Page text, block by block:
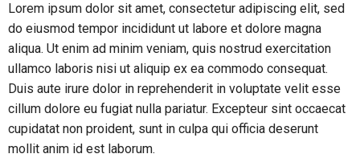
Lorem ipsum dolor sit amet, consectetur adipiscing elit, sed
do eiusmod tempor incididunt ut labore et dolore magna
aliqua. Ut enim ad minim veniam, quis nostrud exercitation
ullamco laboris nisi ut aliquip ex ea commodo consequat.
Duis aute irure dolor in reprehenderit in voluptate velit esse
cillum dolore eu fugiat nulla pariatur. Excepteur sint occaecat
cupidatat non proident, sunt in culpa qui officia deserunt
mollit anim id est laborum.